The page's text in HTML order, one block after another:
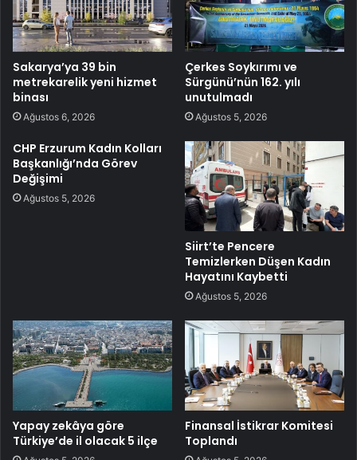
Sakarya’ya 39 bin
metrekarelik yeni hizmet
binası
Ağustos 6, 2026
Çerkes Soykırımı ve
Sürgünü’nün 162. yılı
unutulmadı
Ağustos 5, 2026
CHP Erzurum Kadın Kolları
Başkanlığı’nda Görev
Değişimi
Ağustos 5, 2026
Siirt’te Pencere
Temizlerken Düşen Kadın
Hayatını Kaybetti
Ağustos 5, 2026
Yapay zekâya göre
Türkiye’de il olacak 5 ilçe
Finansal İstikrar Komitesi
Toplandı